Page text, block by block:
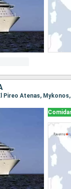
Pireo Atenas,